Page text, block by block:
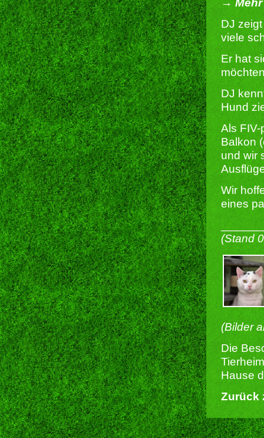
DJ
viele
Er hat
DJ
Hund
Als
Balkon
und wir
Wir
eines
(Stand
(Bilder
Die
Hause
Zurück